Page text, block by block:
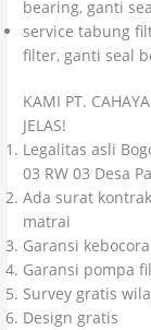
bearing, ganti
service tabung
filter, ganti seal
KAMI PT.
JELAS!
Legalitas asli
03 RW 03 Desa
Ada surat
matrai
Garansi
Garansi pompa
Survey gratis
Design gratis